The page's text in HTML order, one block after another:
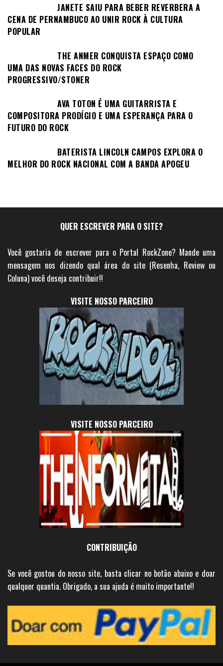
JANETE SAIU PARA BEBER REVERBERA A
CENA DE PERNAMBUCO AO UNIR ROCK À CULTURA
POPULAR
THE ANMER CONQUISTA ESPAÇO COMO
UMA DAS NOVAS FACES DO ROCK
PROGRESSIVO/STONER
AVA TOTON É UMA GUITARRISTA E
COMPOSITORA PRODÍGIO E UMA ESPERANÇA PARA O
FUTURO DO ROCK
BATERISTA LINCOLN CAMPOS EXPLORA O
MELHOR DO ROCK NACIONAL COM A BANDA APOGEU
QUER ESCREVER PARA O SITE?
Você gostaria de escrever para o Portal RockZone? Mande uma
mensagem nos dizendo qual área do site (Resenha, Review ou
Coluna) você deseja contribuir!!
VISITE NOSSO PARCEIRO
VISITE NOSSO PARCEIRO
CONTRIBUIÇÃO
Se você gostou do nosso site, basta clicar no botão abaixo e doar
qualquer quantia. Obrigado, a sua ajuda é muito importante!!